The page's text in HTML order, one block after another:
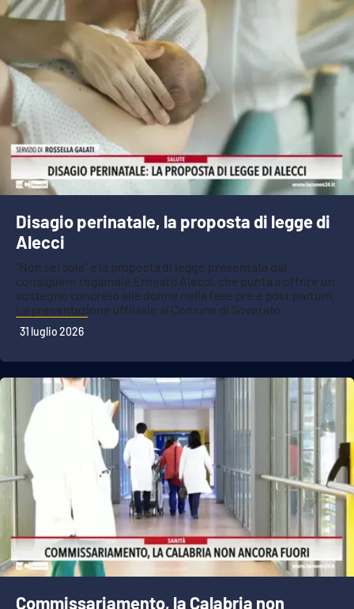
Disagio perinatale, la proposta di legge di
Alecci
"Non sei sola" è la proposta di legge presentata dal
consigliere regionale Ernesto Alecci, che punta a offrire un
sostegno concreto alle donne nella fase pre e post partum.
La presentazione ufficiale al Comune di Soverato.
31 luglio 2026
Commissariamento, la Calabria non